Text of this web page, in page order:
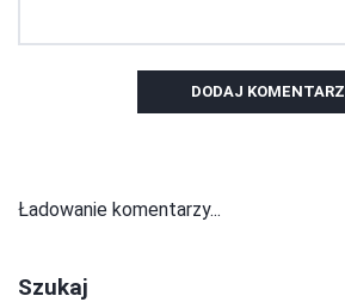
DODAJ KOMENTARZ
Ładowanie komentarzy...
Szukaj